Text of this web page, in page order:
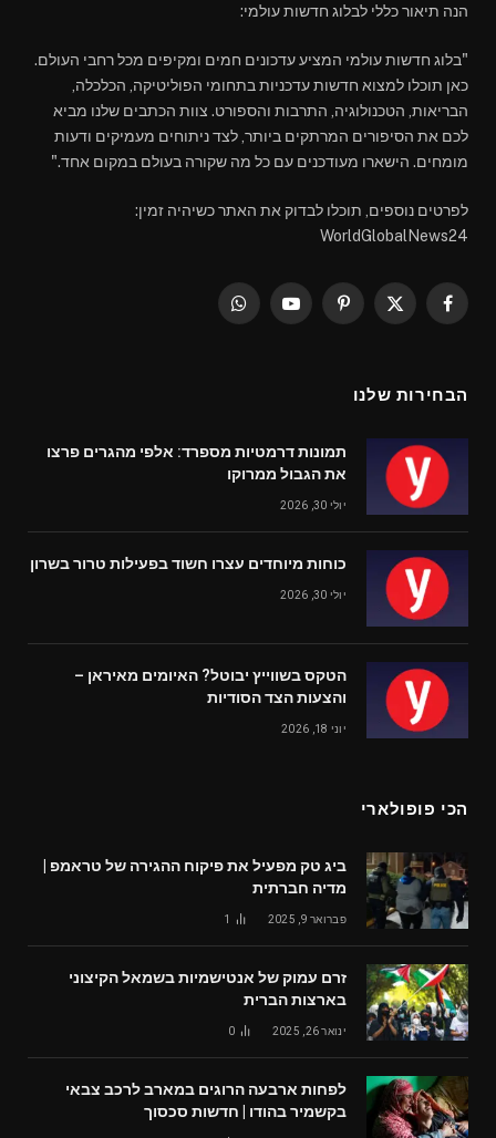
הנה תיאור כללי לבלוג חדשות עולמי:
"בלוג חדשות עולמי המציע עדכונים חמים ומקיפים מכל רחבי העולם.
כאן תוכלו למצוא חדשות עדכניות בתחומי הפוליטיקה, הכלכלה,
הבריאות, הטכנולוגיה, התרבות והספורט. צוות הכתבים שלנו מביא
לכם את הסיפורים המרתקים ביותר, לצד ניתוחים מעמיקים ודעות
מומחים. הישארו מעודכנים עם כל מה שקורה בעולם במקום אחד."
לפרטים נוספים, תוכלו לבדוק את האתר כשיהיה זמין:
WorldGlobalNews24
Facebook
X
Pinterest
YouTube
WhatsApp
הבחירות שלנו
תמונות דרמטיות מספרד: אלפי מהגרים פרצו
את הגבול ממרוקו
יולי 30, 2026
כוחות מיוחדים עצרו חשוד בפעילות טרור בשרון
יולי 30, 2026
הטקס בשווייץ יבוטל? האיומים מאיראן –
והצעות הצד הסודיות
יוני 18, 2026
הכי פופולארי
ביג טק מפעיל את פיקוח ההגירה של טראמפ |
מדיה חברתית
פברואר 9, 2025 1
זרם עמוק של אנטישמיות בשמאל הקיצוני
בארצות הברית
ינואר 26, 2025 0
לפחות ארבעה הרוגים במארב לרכב צבאי
בקשמיר בהודו | חדשות סכסוך